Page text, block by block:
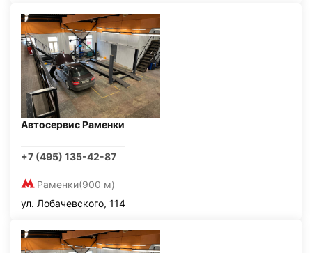
Автосервис Раменки
+7 (495) 135-42-87
Раменки(900 м)
ул. Лобачевского, 114